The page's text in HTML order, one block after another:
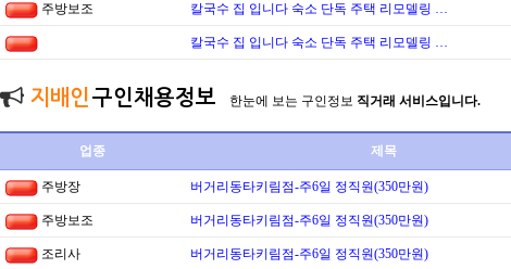
주방보조 칼국수 집 입니다 숙소 단독 주택 리모델링 …
칼국수 집 입니다 숙소 단독 주택 리모델링 …
지배인 구인채용정보 한눈에 보는 구인정보 직거래 서비스입니다.
업종 제목
주방장 버거리동타키림점-주6일 정직원(350만원)
주방보조 버거리동타키림점-주6일 정직원(350만원)
조리사 버거리동타키림점-주6일 정직원(350만원)